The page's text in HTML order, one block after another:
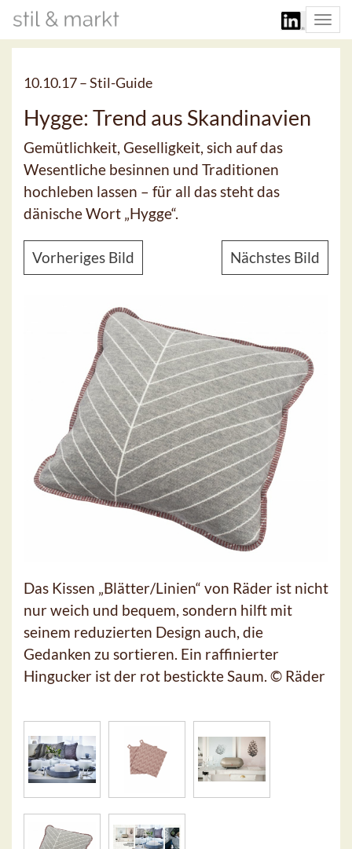
10.10.17 –Stil-Guide
Hygge: Trend aus Skandinavien
Gemütlichkeit, Geselligkeit, sich auf das
Wesentliche besinnen und Traditionen
hochleben lassen – für all das steht das
dänische Wort „Hygge“.
Vorheriges Bild Nächstes Bild
Das Kissen „Blätter/Linien“ von Räder ist nicht
nur weich und bequem, sondern hilft mit
seinem reduzierten Design auch, die
Gedanken zu sortieren. Ein raffinierter
Hingucker ist der rot bestickte Saum. © Räder